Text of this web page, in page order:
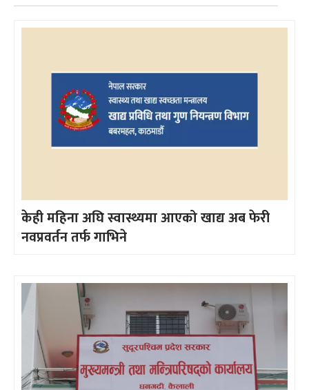
केही महिना अघि स्वास्थ्यमा आएको खाद्य अब फेरी
नवप्रवर्तन तर्फ गाभिने